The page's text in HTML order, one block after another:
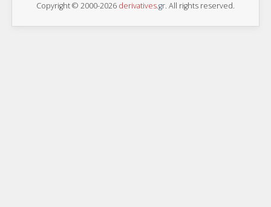
Copyright © 2000-2026 derivatives.gr. All rights reserved.